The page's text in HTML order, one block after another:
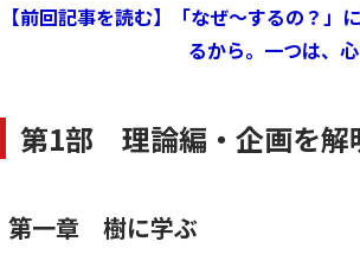
【前回記事を読む】「なぜ～するの？
るから。一つは、
第1部 理論編・企画を解
第一章 樹に学ぶ